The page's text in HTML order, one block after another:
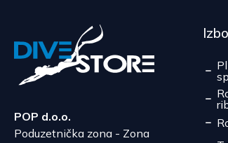
POP d.o.o.
Poduzetnička zona - Zona